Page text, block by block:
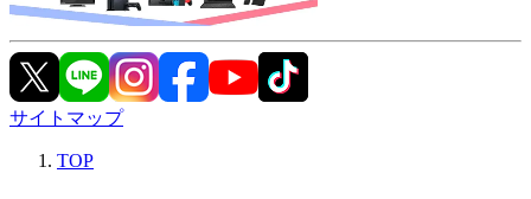
サイトマップ
TOP